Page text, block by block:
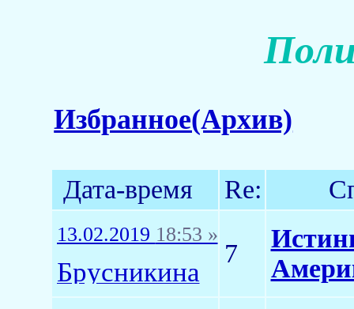
Избранное(Архив)
Дата-время Re:
13.02.2019 18:53 »
Брусникина
7